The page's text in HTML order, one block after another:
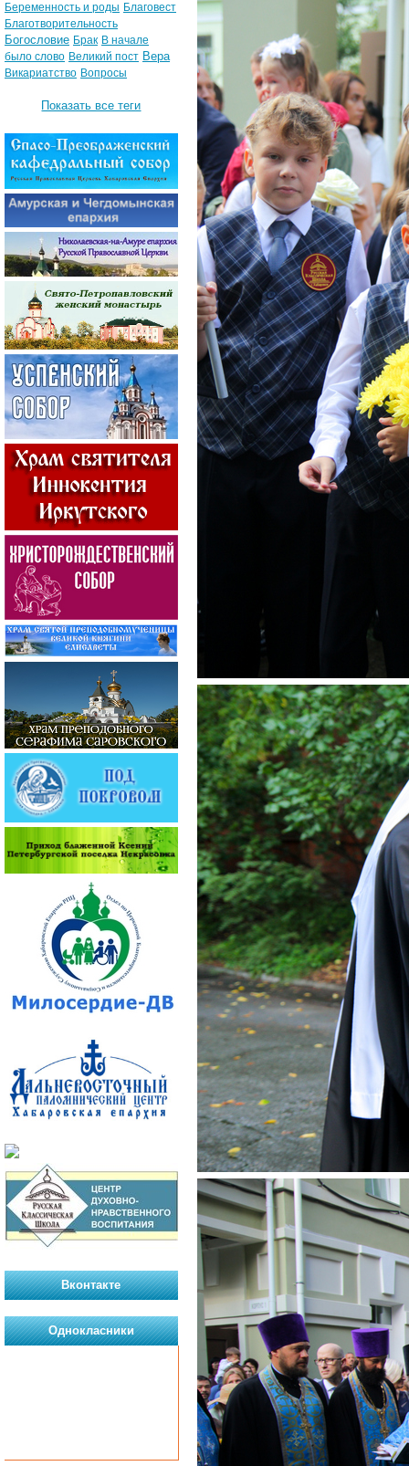
Беременность и роды Благовест
Благотворительность
Богословие Брак В начале
было слово Великий пост Вера
Викариатство Вопросы
Показать все теги
Вконтакте
Однокласники